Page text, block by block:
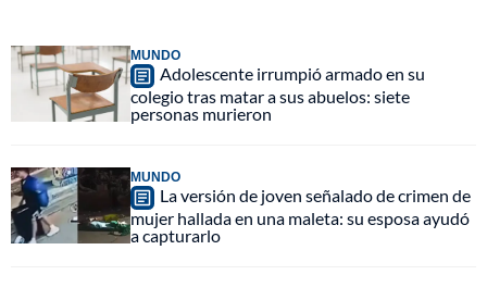
MUNDO
Adolescente irrumpió armado en su
colegio tras matar a sus abuelos: siete
personas murieron
MUNDO
La versión de joven señalado de crimen de
mujer hallada en una maleta: su esposa ayudó
a capturarlo